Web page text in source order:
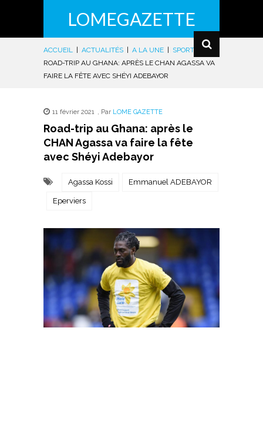
LOMEGAZETTE
ACCUEIL ACTUALITÉS A LA UNE SPORTS
|
ROAD-TRIP AU GHANA: APRÈS LE CHAN AGASSA VA
FAIRE LA FÊTE AVEC SHÉYI ADEBAYOR
11 février 2021 , Par LOME GAZETTE
Road-trip au Ghana: après le
CHAN Agassa va faire la fête
avec Shéyi Adebayor
Agassa Kossi Emmanuel ADEBAYOR
Eperviers